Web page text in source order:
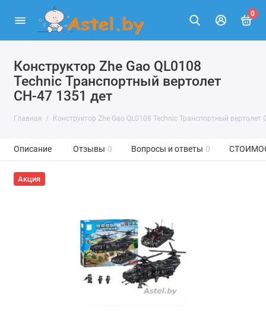
0
Конструктор Zhe Gao QL0108
Technic Транспортный вертолет
СН-47 1351 дет
Главная Конструктор Zhe Gao QL0108 Technic Транспортный вертолет
Описание Отзывы 0 Вопросы и ответы 0
Акция